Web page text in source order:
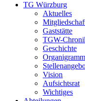
TG Würzburg
Aktuelles
Gaststätte
TGW-
Geschichte
Organigramm
Vision
Aufsichtsrat
Wichtiges